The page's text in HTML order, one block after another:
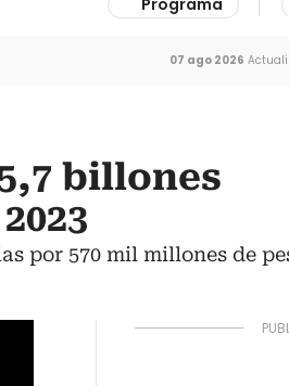
Programa
07 ago 2026
billones
por 570 mil millones de